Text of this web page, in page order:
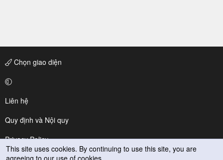
Chọn giao diện
Liên hệ
Quy định và Nội quy
Privacy Policy
This site uses cookies. By continuing to use this site, you are
agreeing to our use of cookies.